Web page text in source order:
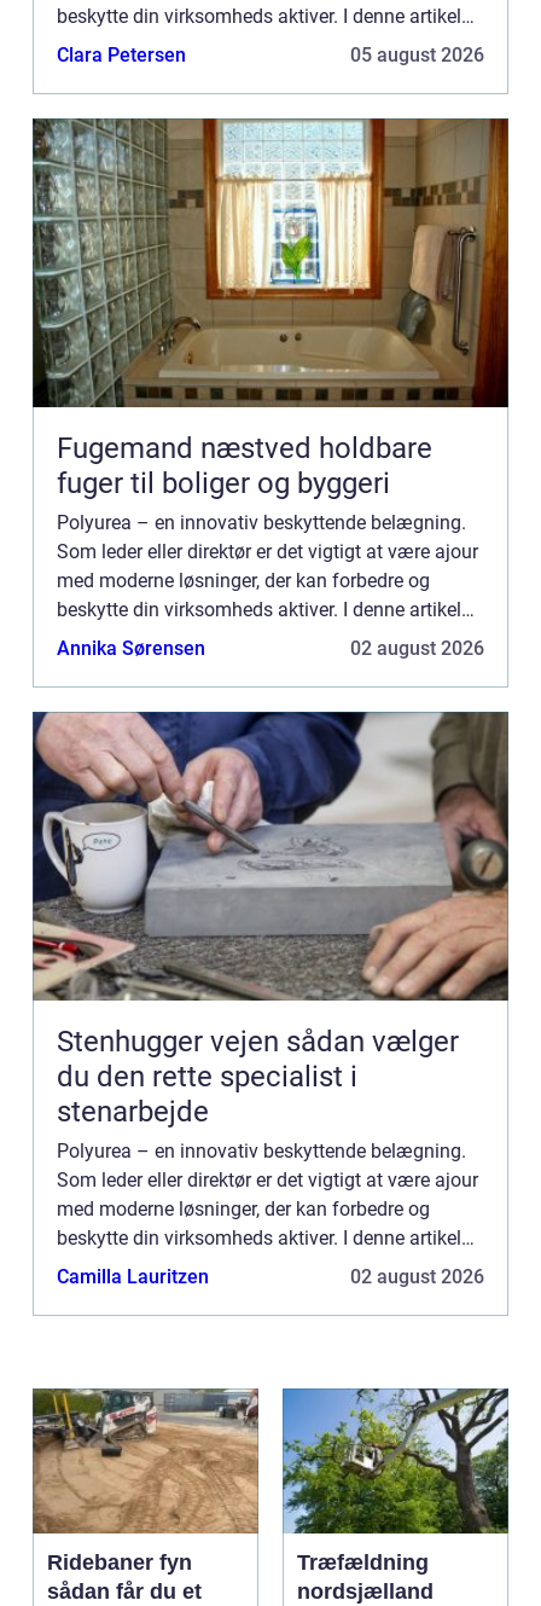
beskytte din virksomheds aktiver. I denne artikel
vil vi udforske, hvad polyurea er, dets anvendelse...
Clara Petersen 05 august 2026
Fugemand næstved holdbare
fuger til boliger og byggeri
Polyurea – en innovativ beskyttende belægning.
Som leder eller direktør er det vigtigt at være ajour
med moderne løsninger, der kan forbedre og
beskytte din virksomheds aktiver. I denne artikel
vil vi udforske, hvad polyurea er, dets anvendelse...
Annika Sørensen 02 august 2026
Stenhugger vejen sådan vælger
du den rette specialist i
stenarbejde
Polyurea – en innovativ beskyttende belægning.
Som leder eller direktør er det vigtigt at være ajour
med moderne løsninger, der kan forbedre og
beskytte din virksomheds aktiver. I denne artikel
vil vi udforske, hvad polyurea er, dets anvendelse...
Camilla Lauritzen 02 august 2026
Ridebaner fyn
sådan får du et
Træfældning
nordsjælland